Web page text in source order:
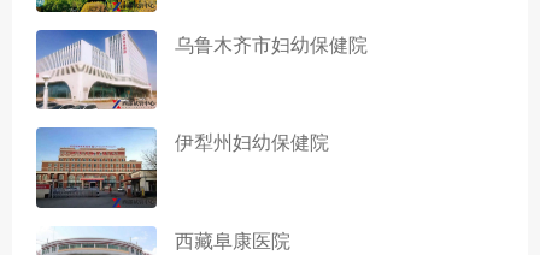
乌鲁木齐市妇幼保健院
伊犁州妇幼保健院
西藏阜康医院